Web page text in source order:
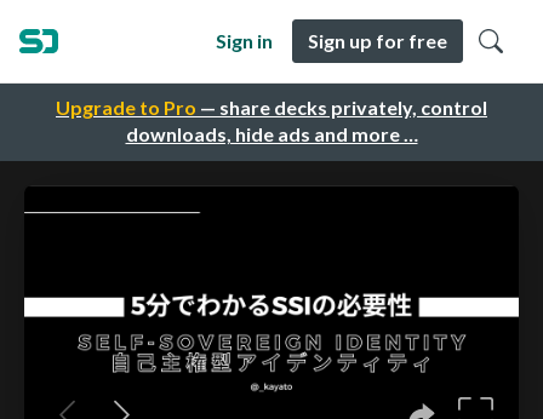
Upgrade to Pro — share decks privately, control
downloads, hide ads and more …
Sign in Sign up for free